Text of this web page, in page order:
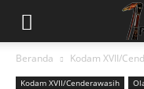
Beranda Kodam XVII/
Kodam XVII/Cenderawasih